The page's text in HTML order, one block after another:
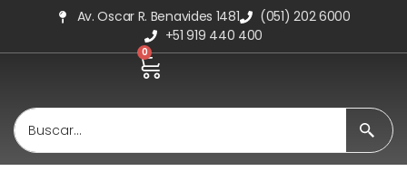
Av. Oscar R. Benavides 1481
(051) 202 6000
+51 919 440 400
0